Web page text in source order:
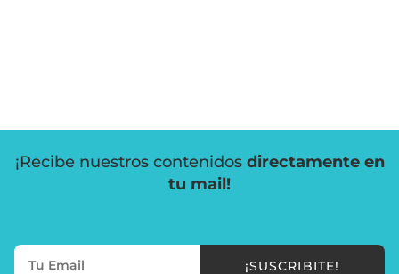
¡Recibe nuestros contenidos directamente en
tu mail!
¡SUSCRIBITE!